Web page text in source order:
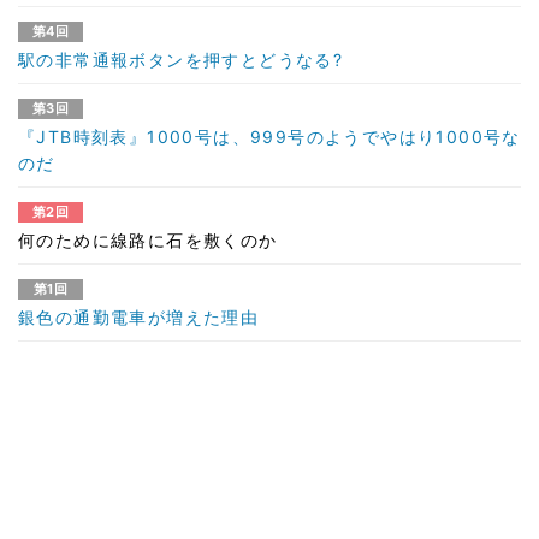
第4回
駅の非常通報ボタンを押すとどうなる?
第3回
『JTB時刻表』1000号は、999号のようでやはり1000号な
のだ
第2回
何のために線路に石を敷くのか
第1回
銀色の通勤電車が増えた理由